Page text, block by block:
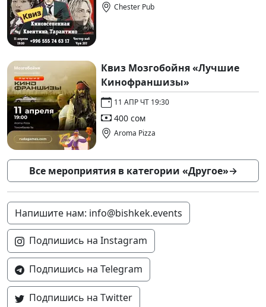
Chester Pub
Квиз Мозгобойня «Лучшие
Кинофраншизы»
11 АПР ЧТ 19:30
400 сом
Aroma Pizza
Все мероприятия в категории «Другое»→
Напишите нам: info@bishkek.events
Подпишись на Instagram
Подпишись на Telegram
Подпишись на Twitter